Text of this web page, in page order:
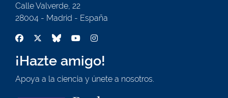
Calle Valverde, 22
28004 - Madrid - España
¡Hazte amigo!
Apoya a la ciencia y únete a nosotros.